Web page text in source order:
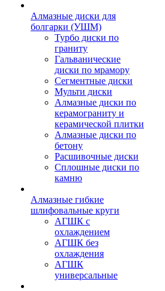
Алмазные диски для
болгарки (УШМ)
Турбо диски по
граниту
Гальванические
диски по мрамору
Сегментные диски
Мульти диски
Алмазные диски по
керамограниту и
керамической плитки
Алмазные диски по
бетону
Расшивочные диски
Сплошные диски по
камню
Алмазные гибкие
шлифовальные круги
АГШК с
охлаждением
АГШК без
охлаждения
АГШК
универсальные